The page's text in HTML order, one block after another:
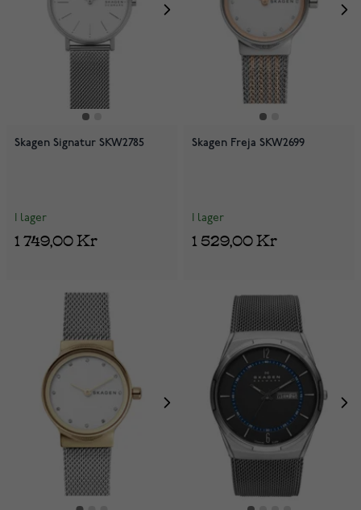
Skagen Signatur SKW2785
I lager
1 749,00 Kr
Skagen Freja SKW2699
I lager
1 529,00 Kr